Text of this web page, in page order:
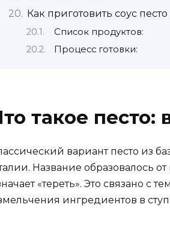
Как приготовить соус
Список продуктов:
Процесс готовки:
такое
вариант песто из
Название образовалось от
«тереть». Это связано с
ингредиентов в